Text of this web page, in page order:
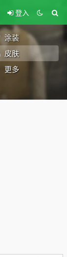
登入
涂装
皮肤
更多